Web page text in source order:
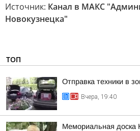
Источник: Канал в МАКС
Новокузнецка"
ТОП
Отправка техники в
Вчера, 19:40
Мемориальная доска